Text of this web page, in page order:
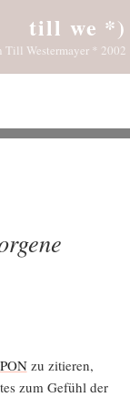
till we *)
Till Westermayer * 2002
zu zitie­ren,
zum Gefühl der